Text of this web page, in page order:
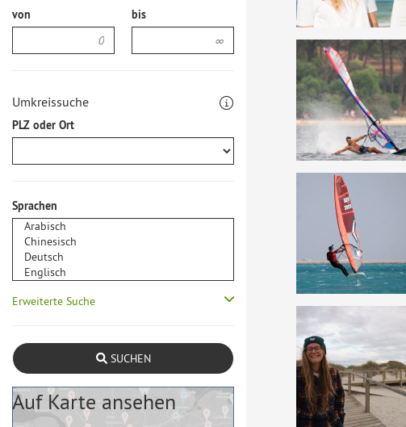
von bis
Umkreissuche
PLZ oder Ort
Sprachen
Erweiterte Suche
SUCHEN
Auf Karte ansehen